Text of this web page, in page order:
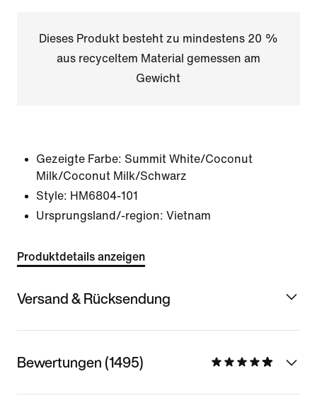
Dieses Produkt besteht zu mindestens 20 %
aus recyceltem Material gemessen am
Gewicht
Gezeigte Farbe: Summit White/Coconut
Milk/Coconut Milk/Schwarz
Style: HM6804-101
Ursprungsland/-region: Vietnam
Produktdetails anzeigen
Versand & Rücksendung
Bewertungen (1495)